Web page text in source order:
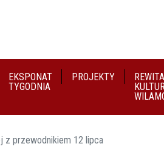
EKSPONAT
TYGODNIA
PROJEKTY
z przewodnikiem 12 lipca